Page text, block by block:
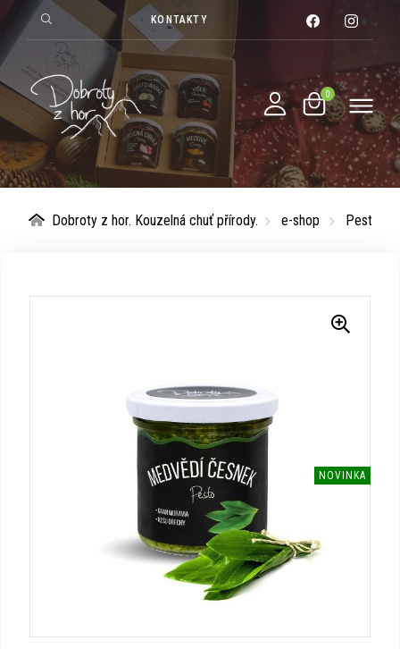
KONTAKTY
Dobroty z hor. Kouzelná chuť přírody. e-shop Pesto
NOVINKA